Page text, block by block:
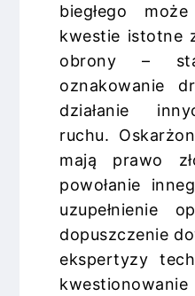
biegłego
kwestie istotne
obrony –
oznakowanie
działanie
ruchu.
mają prawo
powołanie
uzupełnienie
dopuszczenie
ekspertyzy